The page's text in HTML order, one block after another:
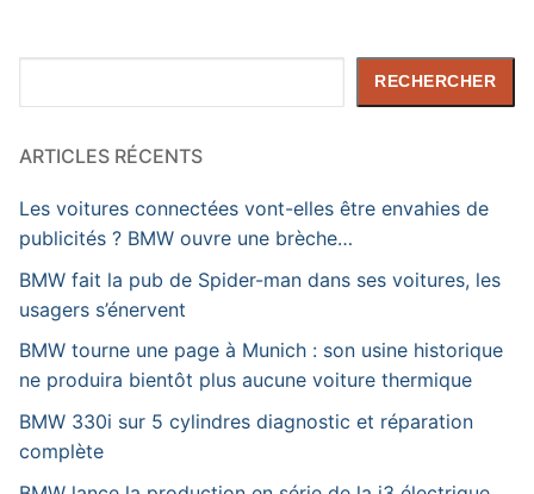
RECHERCHER
ARTICLES RÉCENTS
Les voitures connectées vont-elles être envahies de
publicités ? BMW ouvre une brèche…
BMW fait la pub de Spider-man dans ses voitures, les
usagers s’énervent
BMW tourne une page à Munich : son usine historique
ne produira bientôt plus aucune voiture thermique
BMW 330i sur 5 cylindres diagnostic et réparation
complète